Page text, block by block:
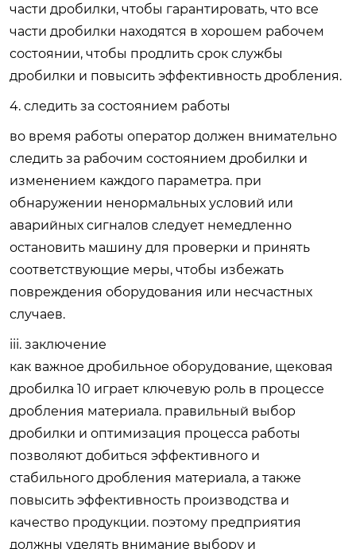
части дробилки, чтобы гарантировать, что все
части дробилки находятся в хорошем рабочем
состоянии, чтобы продлить срок службы
дробилки и повысить эффективность дробления.
4. следить за состоянием работы
во время работы оператор должен внимательно
следить за рабочим состоянием дробилки и
изменением каждого параметра. при
обнаружении ненормальных условий или
аварийных сигналов следует немедленно
остановить машину для проверки и принять
соответствующие меры, чтобы избежать
повреждения оборудования или несчастных
случаев.
iii. заключение
как важное дробильное оборудование, щековая
дробилка 10 играет ключевую роль в процессе
дробления материала. правильный выбор
дробилки и оптимизация процесса работы
позволяют добиться эффективного и
стабильного дробления материала, а также
повысить эффективность производства и
качество продукции. поэтому предприятия
должны уделять внимание выбору и